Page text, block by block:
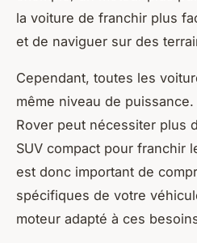
la voiture de franchir plus
et de naviguer sur des
Cependant, toutes les
même niveau de
Rover peut nécessiter plus
SUV compact pour franchir
est donc important de
spécifiques de votre
moteur adapté à ces